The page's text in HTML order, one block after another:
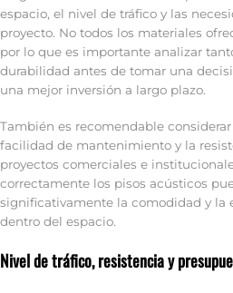
espacio, el nivel de tráfico y las
proyecto. No todos los materiales
por lo que es importante analizar
durabilidad antes de tomar una
una mejor inversión a largo plazo.
También es recomendable
facilidad de mantenimiento y la
proyectos comerciales e
correctamente los pisos acústicos
significativamente la comodidad y la
dentro del espacio.
Nivel de tráfico, resistencia y